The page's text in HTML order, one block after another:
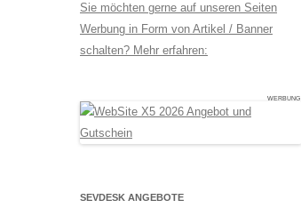
Sie möchten gerne auf unseren Seiten
Werbung in Form von Artikel / Banner
schalten? Mehr erfahren:
WERBUNG
SEVDESK ANGEBOTE